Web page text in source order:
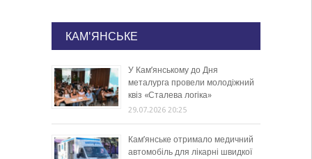
КАМ'ЯНСЬКЕ
У Кам’янському до Дня
металурга провели молодіжний
квіз «Сталева логіка»
29.07.2026 20:25
Кам’янське отримало медичний
автомобіль для лікарні швидкої